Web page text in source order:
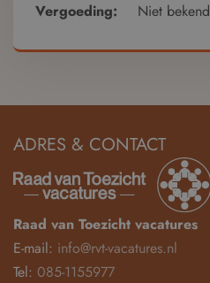
Vergoeding:
Niet bekend
ADRES & CONTACT
Raad van Toezicht vacatures
E-mail: info@rvt-vacatures.nl
Tel: 085-1155977